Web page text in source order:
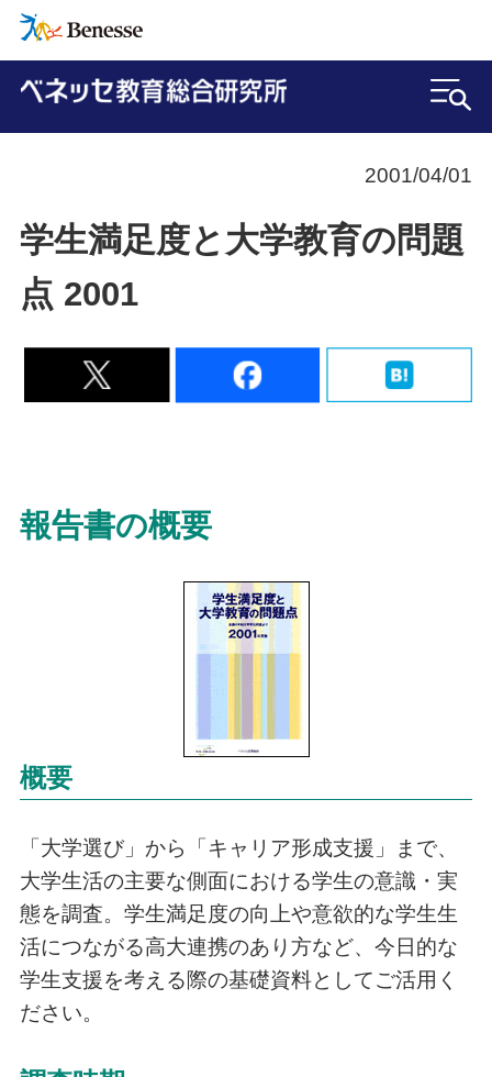
2001/04/01
学生満足度と大学教育の問題
点 2001
報告書の概要
概要
「大学選び」から「キャリア形成支援」まで、
大学生活の主要な側面における学生の意識・実
態を調査。学生満足度の向上や意欲的な学生生
活につながる高大連携のあり方など、今日的な
学生支援を考える際の基礎資料としてご活用く
ださい。